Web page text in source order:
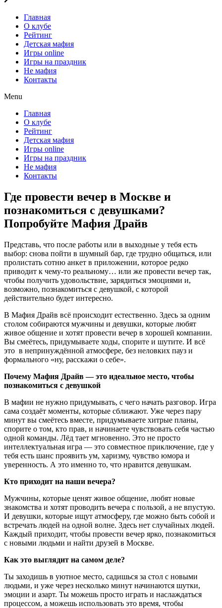
Главная
О клубе
Рейтинг
Детская мафия
Игры online
Игры на праздник
Не мафия
Контакты
Menu
Главная
О клубе
Рейтинг
Детская мафия
Игры online
Игры на праздник
Не мафия
Контакты
Где провести вечер в Москве и
познакомиться с девушками?
Попробуйте Мафия Драйв
Представь, что после работы или в выходные у тебя есть
выбор: снова пойти в шумный бар, где трудно общаться, или
пролистать сотню анкет в приложении, которое редко
приводит к чему‑то реальному… или же провести вечер так,
чтобы получить удовольствие, зарядиться эмоциями и,
возможно, познакомиться с девушкой, с которой
действительно будет интересно.
В Мафия Драйв всё происходит естественно. Здесь за одним
столом собираются мужчины и девушки, которые любят
живое общение и хотят провести вечер в хорошей компании.
Вы смеётесь, придумываете ходы, спорите и шутите. И всё
это в непринуждённой атмосфере, без неловких пауз и
формального «ну, расскажи о себе».
Почему Мафия Драйв — это идеальное место, чтобы
познакомиться с девушкой
В мафии не нужно придумывать, с чего начать разговор. Игра
сама создаёт моменты, которые сближают. Уже через пару
минут вы смеётесь вместе, придумываете хитрые планы,
спорите о том, кто прав, и начинаете чувствовать себя частью
одной команды. Лёд тает мгновенно. Это не просто
интеллектуальная игра — это совместное приключение, где у
тебя есть шанс проявить ум, харизму, чувство юмора и
уверенность. А это именно то, что нравится девушкам.
Кто приходит на наши вечера?
Мужчины, которые ценят живое общение, любят новые
знакомства и хотят проводить вечера с пользой, а не впустую.
И девушки, которые ищут атмосферу, где можно быть собой и
встречать людей на одной волне. Здесь нет случайных людей.
Каждый приходит, чтобы провести вечер ярко, познакомиться
с новыми людьми и найти друзей в Москве.
Как это выглядит на самом деле?
Ты заходишь в уютное место, садишься за стол с новыми
людьми, и уже через несколько минут начинаются шутки,
эмоции и азарт. Ты можешь просто играть и наслаждаться
процессом, а можешь использовать это время, чтобы